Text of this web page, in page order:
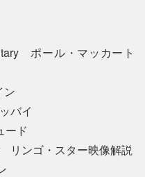
ポール・マッカート
バイ
ド
リンゴ・スター映像解説